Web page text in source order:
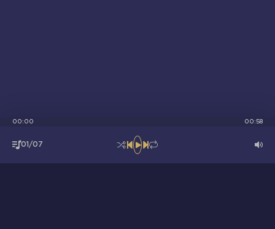
01/07
00:00 00:58